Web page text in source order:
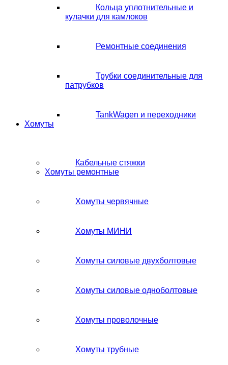
Кольца уплотнительные и
кулачки для камлоков
Ремонтные соединения
Трубки соединительные для
патрубков
TankWagen и переходники
Хомуты
Кабельные стяжки
Хомуты ремонтные
Хомуты червячные
Хомуты МИНИ
Хомуты силовые двухболтовые
Хомуты силовые одноболтовые
Хомуты проволочные
Хомуты трубные